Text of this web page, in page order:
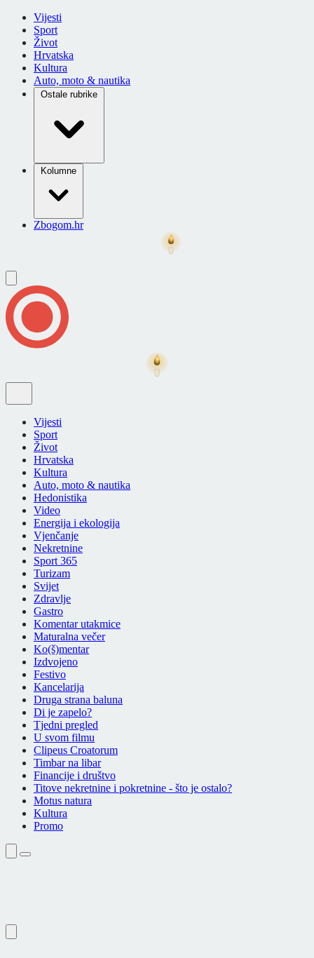
Vijesti
Sport
Život
Hrvatska
Kultura
Auto, moto & nautika
Ostale rubrike
Kolumne
Zbogom.hr
Vijesti
Sport
Život
Hrvatska
Kultura
Auto, moto & nautika
Hedonistika
Video
Energija i ekologija
Vjenčanje
Nekretnine
Sport 365
Turizam
Svijet
Zdravlje
Gastro
Komentar utakmice
Maturalna večer
Ko(š)mentar
Izdvojeno
Festivo
Kancelarija
Druga strana baluna
Di je zapelo?
Tjedni pregled
U svom filmu
Clipeus Croatorum
Timbar na libar
Financije i društvo
Titove nekretnine i pokretnine - što je ostalo?
Motus natura
Kultura
Promo